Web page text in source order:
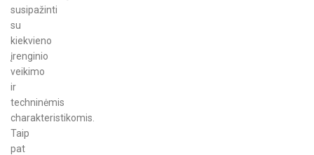
susipažinti
su
kiekvieno
įrenginio
veikimo
ir
techninėmis
charakteristikomis.
Taip
pat